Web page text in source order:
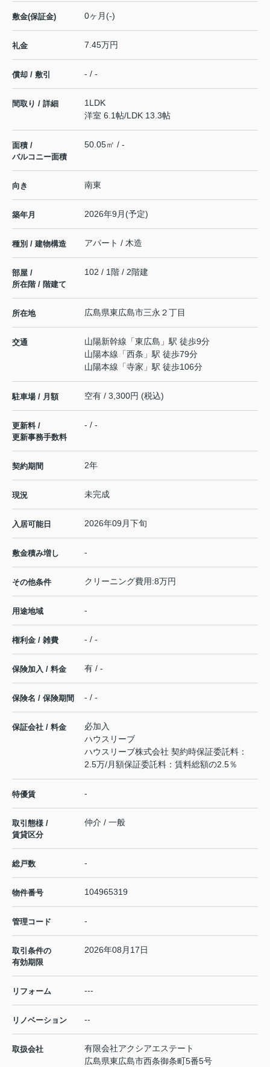
敷金(保証金) 0ヶ月(-)
礼金 7.45万円
償却 / 敷引 - / -
間取り / 詳細
1LDK
洋室 6.1帖/LDK 13.3帖
面積 /
バルコニー面積
50.05㎡ / -
向き 南東
築年月 2026年9月(予定)
種別 / 建物構造 アパート / 木造
部屋 /
所在階 / 階建て
102 / 1階 / 2階建
所在地 広島県東広島市三永 ２丁目
交通 山陽新幹線 「東広島 」駅 徒歩9分
山陽本線 「西条 」駅 徒歩79分
山陽本線 「寺家 」駅 徒歩106分
駐車場 / 月額 空有 / 3,300円 (税込)
更新料 /
更新事務手数料
- / -
契約期間 2年
現況 未完成
入居可能日 2026年09月下旬
敷金積み増し -
その他条件 クリーニング費用:8万円
用途地域 -
権利金 / 雑費 - / -
保険加入 / 料金 有 / -
保険名 / 保険期間 - / -
保証会社 / 料金
必加入
ハウスリーブ
ハウスリーブ株式会社 契約時保証委託料：
2.5万/月額保証委託料：賃料総額の2.5％
特優賃 -
取引態様 /
賃貸区分
仲介 / 一般
総戸数 -
物件番号 104965319
管理コード -
取引条件の
有効期限
2026年08月17日
リフォーム ---
リノベーション --
取扱会社
有限会社アクシアエステート
広島県東広島市西条御条町5番5号